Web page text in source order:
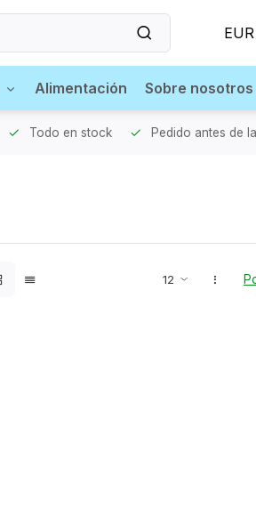
EUR
Alimentación Sobre nosotros
Todo en stock Pedido antes de